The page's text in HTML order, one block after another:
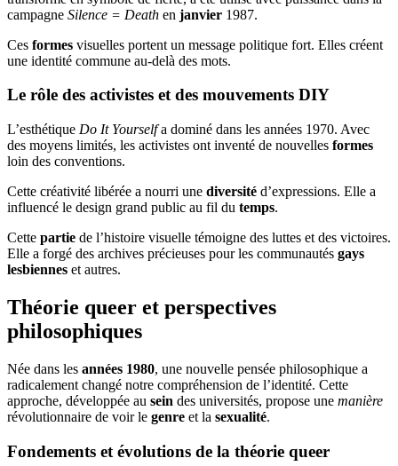
campagne Silence = Death en janvier 1987.
Ces formes visuelles portent un message politique fort. Elles créent
une identité commune au-delà des mots.
Le rôle des activistes et des mouvements DIY
L’esthétique Do It Yourselfa dominé dans les années 1970. Avec
des moyens limités, les activistes ont inventé de nouvelles formes
loin des conventions.
Cette créativité libérée a nourri une diversité d’expressions. Elle a
influencé le design grand public au fil du temps.
Cette partie de l’histoire visuelle témoigne des luttes et des victoires.
Elle a forgé des archives précieuses pour les communautés gays
lesbiennes et autres.
Théorie queer et perspectives
philosophiques
Née dans les années 1980, une nouvelle pensée philosophique a
radicalement changé notre compréhension de l’identité. Cette
approche, développée au sein des universités, propose une manière
révolutionnaire de voir le genre et la sexualité.
Fondements et évolutions de la théorie queer